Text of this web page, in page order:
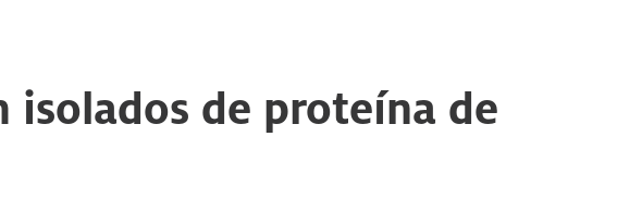
isolados de proteína de